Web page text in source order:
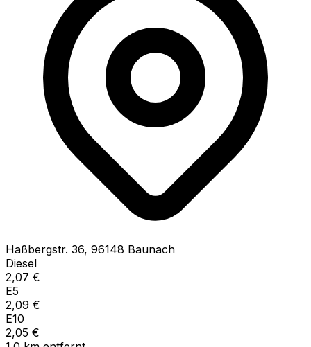
Haßbergstr. 36, 96148 Baunach
Diesel
2,07 €
E5
2,09 €
E10
2,05 €